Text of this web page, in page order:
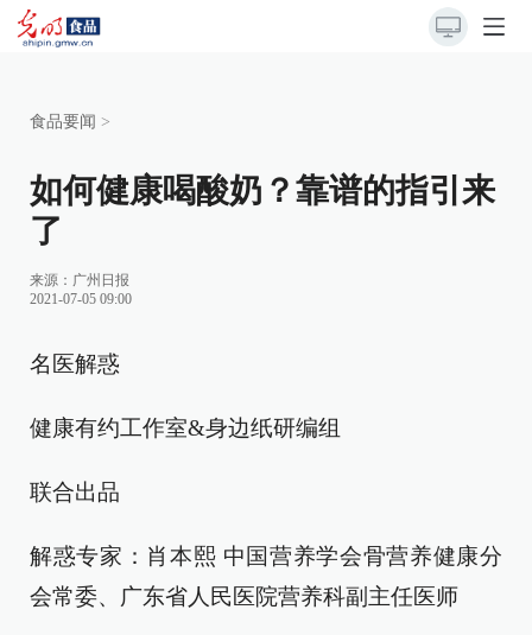
食品要闻 >
如何健康喝酸奶？靠谱的指引来
了
来源： 广州日报
2021-07-05 09:00
名医解惑
健康有约工作室&身边纸研编组
联合出品
解惑专家：肖本熙 中国营养学会骨营养健康分
会常委、广东省人民医院营养科副主任医师